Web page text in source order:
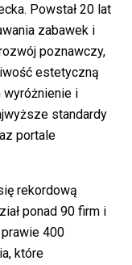
Powstał 20 lat
zabawek i
poznawczy,
estetyczną
wyróżnienie i
standardy
portale
rekordową
ponad 90 firm i
400
które